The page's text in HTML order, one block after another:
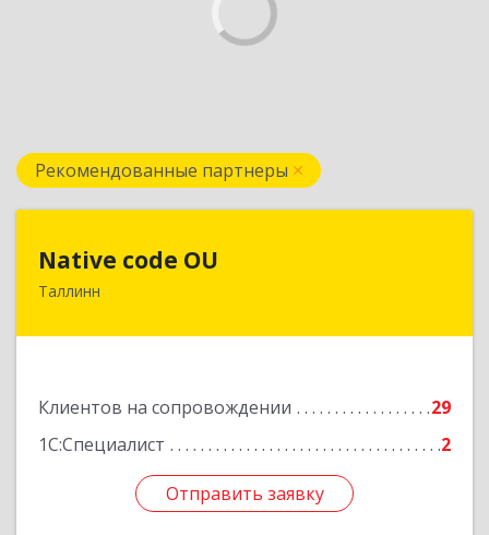
Рекомендованные партнеры
Native code OU
Таллинн
Клиентов на сопровождении
29
1С:Специалист
2
Отправить заявку
Отправить заявку